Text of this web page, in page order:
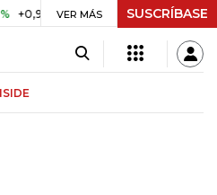
UVR $ 417,01 +$ 0,05 +0,01%
VER MÁS SUSCRÍBASE